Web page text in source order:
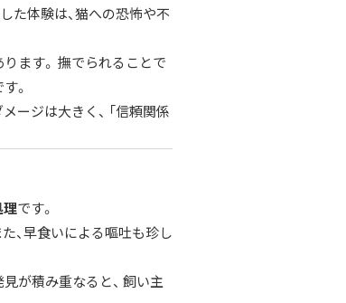
た体験は、猫への恐怖や不
ます。 撫でられることで
。
ージは大きく、 「信頼関係
理です。
、早食いによる嘔吐も珍し
が積み重なると、 飼い主